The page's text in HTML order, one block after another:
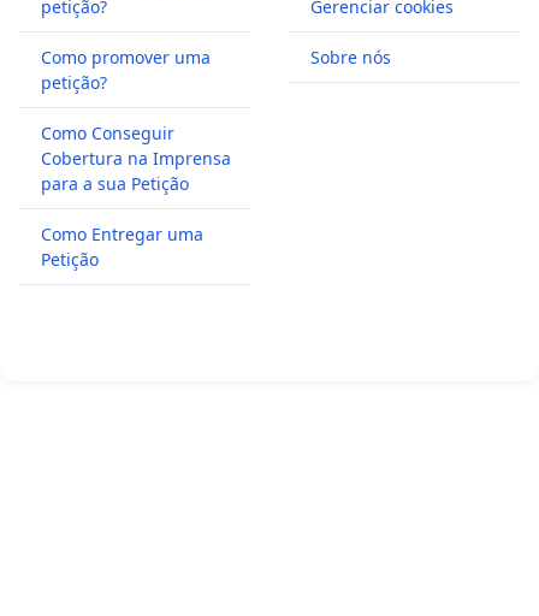
petição?
Como promover uma
petição?
Como Conseguir
Cobertura na Imprensa
para a sua Petição
Como Entregar uma
Petição
Gerenciar cookies
Sobre nós